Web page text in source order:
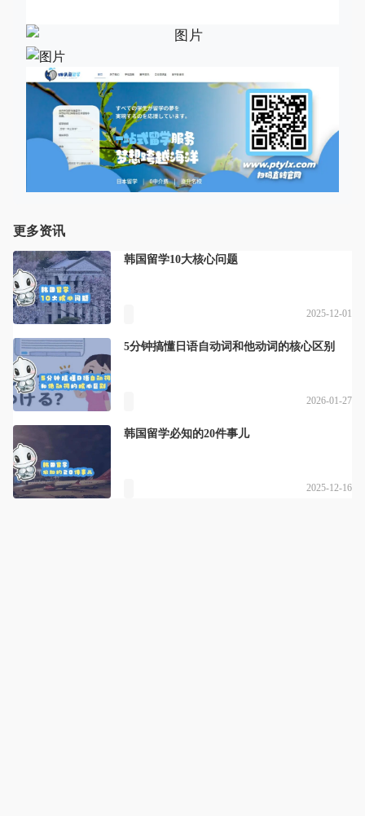
更多资讯
韩国留学10大核心问题
2025-12-01
5分钟搞懂日语自动词和他动词的核心区别
2026-01-27
韩国留学必知的20件事儿
2025-12-16